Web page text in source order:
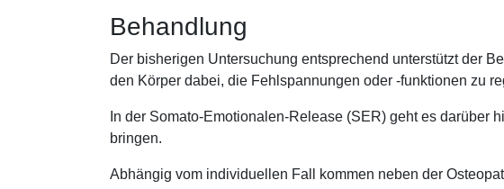
Behandlung
Der bisherigen Untersuchung entsprechend unterstützt der
den Körper dabei, die Fehlspannungen oder -funktionen zu
In der Somato-Emotionalen-Release (SER) geht es darüber
bringen.
Abhängig vom individuellen Fall kommen neben der